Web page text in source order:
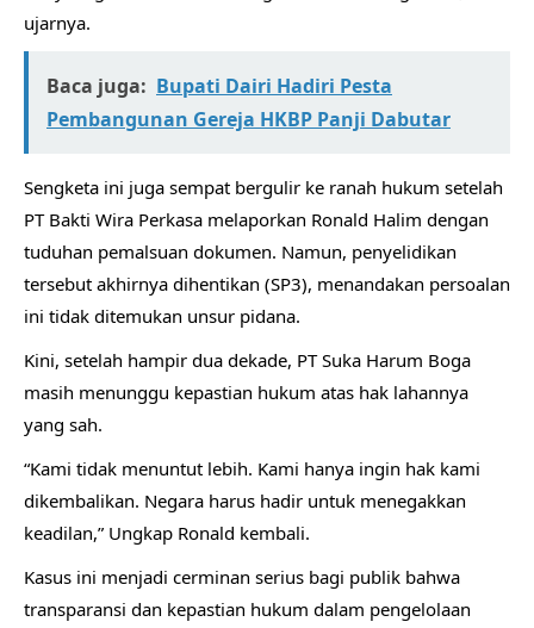
ujarnya.
Baca juga: Bupati Dairi Hadiri Pesta
Pembangunan Gereja HKBP Panji Dabutar
Sengketa ini juga sempat bergulir ke ranah hukum setelah
PT Bakti Wira Perkasa melaporkan Ronald Halim dengan
tuduhan pemalsuan dokumen. Namun, penyelidikan
tersebut akhirnya dihentikan (SP3), menandakan persoalan
ini tidak ditemukan unsur pidana.
Kini, setelah hampir dua dekade, PT Suka Harum Boga
masih menunggu kepastian hukum atas hak lahannya
yang sah.
“Kami tidak menuntut lebih. Kami hanya ingin hak kami
dikembalikan. Negara harus hadir untuk menegakkan
keadilan,” Ungkap Ronald kembali.
Kasus ini menjadi cerminan serius bagi publik bahwa
transparansi dan kepastian hukum dalam pengelolaan